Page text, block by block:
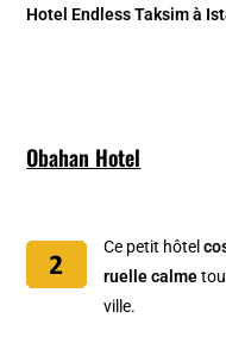
Hotel Endless Taksim à
Obahan Hotel
Ce petit hôtel
ruelle calme
ville.